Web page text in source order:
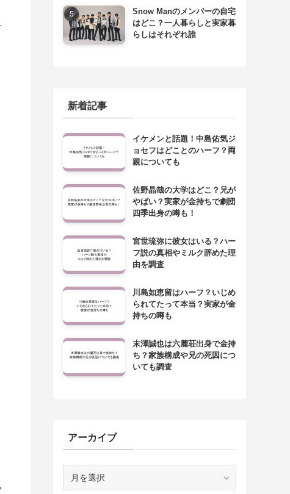
Snow Manのメンバーの自宅
はどこ？一人暮らしと実家暮
らしはそれぞれ誰
新着記事
イケメンと話題！中島佑気ジ
ョセフはどことのハーフ？両
親についても
佐野晶哉の大学はどこ？兄が
やばい？実家が金持ちで劇団
四季出身の噂も！
宮世琉弥に彼女はいる？ハー
フ説の真相やミルク辞めた理
由を調査
川島如恵留はハーフ？いじめ
られてたって本当？実家が金
持ちの噂も
末澤誠也は六麓荘出身で金持
ち？家族構成や兄の死因につ
いても調査
アーカイブ